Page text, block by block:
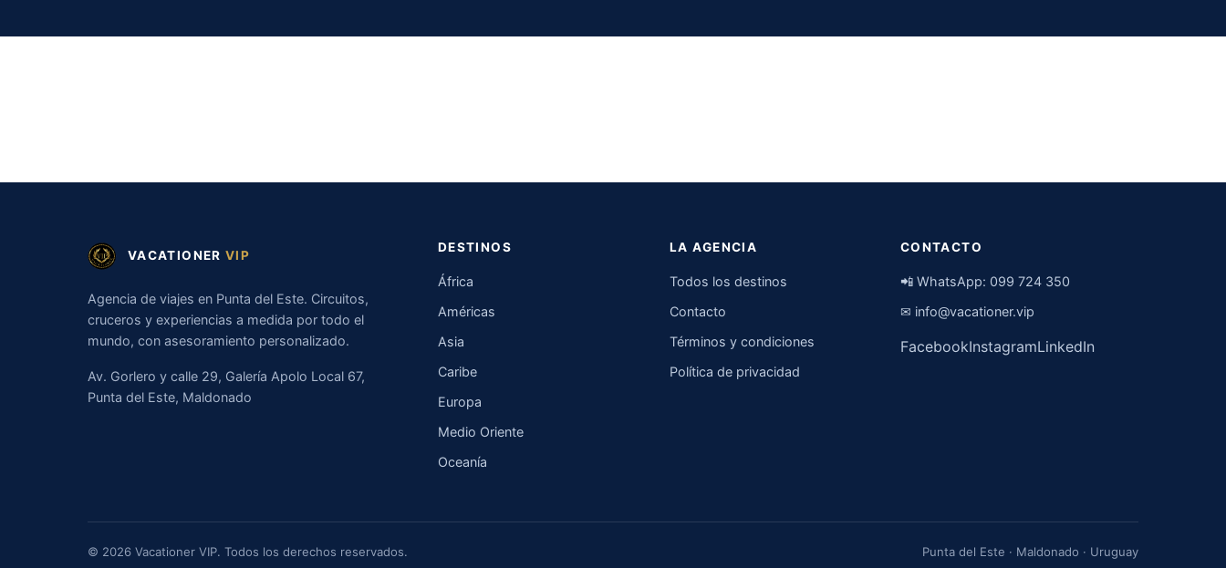
VACATIONER VIP
Agencia de viajes en Punta del Este. Circuitos,
cruceros y experiencias a medida por todo el
mundo, con asesoramiento personalizado.
Av. Gorlero y calle 29, Galería Apolo Local 67,
Punta del Este, Maldonado
DESTINOS
África
Américas
Asia
Caribe
Europa
Medio Oriente
Oceanía
LA AGENCIA
Todos los destinos
Contacto
Términos y condiciones
Política de privacidad
CONTACTO
📲 WhatsApp: 099 724 350
✉ info@vacationer.vip
FacebookInstagramLinkedIn
© 2026 Vacationer VIP. Todos los derechos reservados. Punta del Este · Maldonado · Uruguay